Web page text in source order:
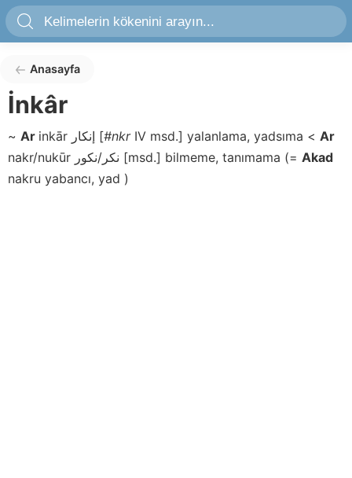
Anasayfa
İnkâr
~ Ar inkār [#nkrIV msd.] yalanlama, yadsıma < Ar
nakr/nukūr
[msd.] bilmeme, tanımama (= Akad
nakru yabancı, yad )